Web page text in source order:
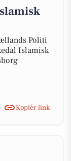
Politi
Islamisk
Kopiér link